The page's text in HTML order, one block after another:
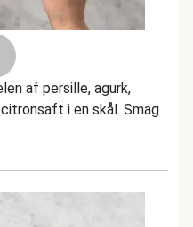
af persille, agurk,
i en skål. Smag